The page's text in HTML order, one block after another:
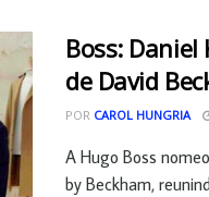
Boss:
de David
POR CAROL HUNGRIA
A Hugo Boss
by Beckham,